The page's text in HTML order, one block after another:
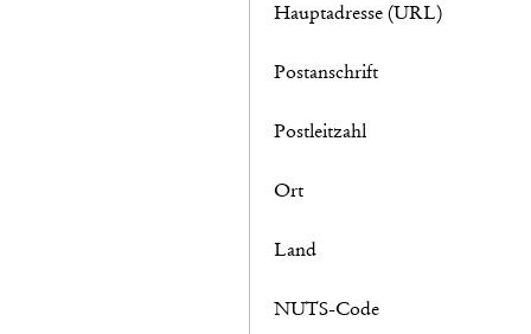
Hauptadresse (URL)
Postanschrift
Postleitzahl
Ort
Land
NUTS-Code